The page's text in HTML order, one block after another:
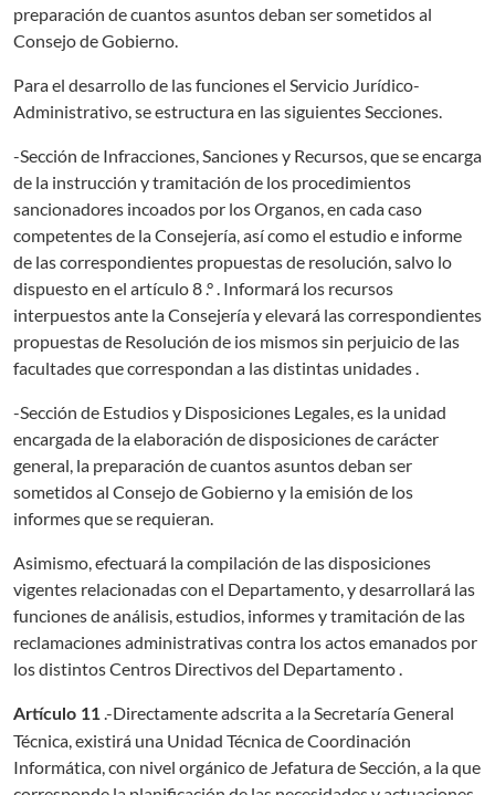
preparación de cuantos asuntos deban ser sometidos al
Consejo de Gobierno.
Para el desarrollo de las funciones el Servicio Jurídico-
Administrativo, se estructura en las siguientes Secciones.
-Sección de Infracciones, Sanciones y Recursos, que se encarga
de la instrucción y tramitación de los procedimientos
sancionadores incoados por los Organos, en cada caso
competentes de la Consejería, así como el estudio e informe
de las correspondientes propuestas de resolución, salvo lo
dispuesto en el artículo 8 .° . Informará los recursos
interpuestos ante la Consejería y elevará las correspondientes
propuestas de Resolución de ios mismos sin perjuicio de las
facultades que correspondan a las distintas unidades .
-Sección de Estudios y Disposiciones Legales, es la unidad
encargada de la elaboración de disposiciones de carácter
general, la preparación de cuantos asuntos deban ser
sometidos al Consejo de Gobierno y la emisión de los
informes que se requieran.
Asimismo, efectuará la compilación de las disposiciones
vigentes relacionadas con el Departamento, y desarrollará las
funciones de análisis, estudios, informes y tramitación de las
reclamaciones administrativas contra los actos emanados por
los distintos Centros Directivos del Departamento .
Artículo 11.-Directamente adscrita a la Secretaría General
Técnica, existirá una Unidad Técnica de Coordinación
Informática, con nivel orgánico de Jefatura de Sección, a la que